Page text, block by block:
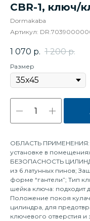
CBR-1, ключ/
Dormakaba
Артикул:
1 070 р. 1 200 р.
Размер
ОБЛАСТЬ ПРИМЕНЕНИЯ:
установке в
БЕЗОПАСНОСТЬ
из 6 латунных пинов;
форме “гантели”; Тип
шейка ключа: подходит
Положение покоя
цилиндра, для
ключевого отверстия